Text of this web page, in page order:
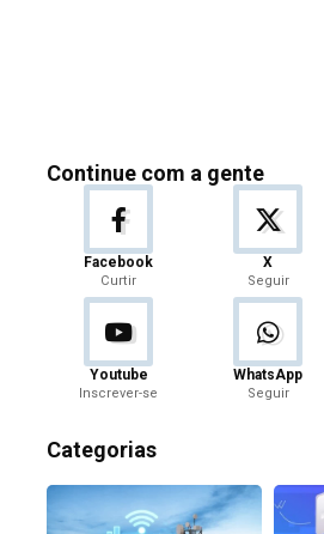
Continue com a gente
Facebook
Curtir
X
Seguir
Youtube
Inscrever-se
WhatsApp
Seguir
Categorias